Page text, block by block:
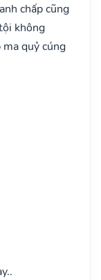
chấp cũng
không
quỷ cúng